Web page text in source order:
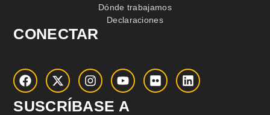
Dónde trabajamos
Declaraciones
CONECTAR
SUSCRÍBASE A